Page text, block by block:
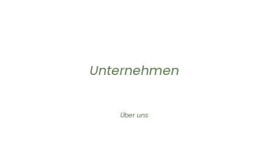
Unternehmen
Über uns